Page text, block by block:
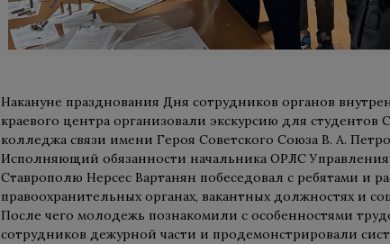
Накануне празднования Дня сотрудников органов
краевого центра организовали экскурсию для студентов
колледжа связи имени Героя Советского Союза В. А.
Исполняющий обязанности начальника ОРЛС
Ставрополю Нерсес Вартанян побеседовал с ребятами и
правоохранительных органах, вакантных должностях и
После чего молодежь познакомили с особенностями
сотрудников дежурной части и продемонстрировали